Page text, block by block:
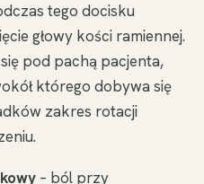
tego docisku
głowy kości ramiennej.
pod pachą pacjenta,
którego dobywa się
zakres rotacji
– ból przy